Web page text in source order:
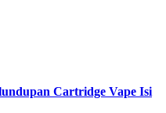
Cartridge Vape Isi